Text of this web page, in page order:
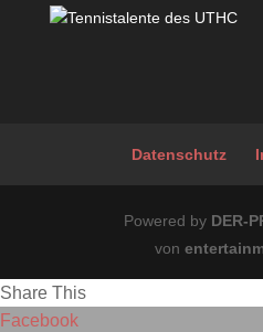
Datenschutz
Powered by DER-
von
Share This
Facebook